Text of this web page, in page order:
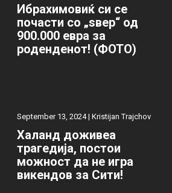
Ибрахимовиќ си се
почасти со „ѕвер“ од
900.000 евра за
роденденот! (ФОТО)
September 13, 2024 | Kristijan Trajchov
Халанд доживеа
трагедија, постои
можност да не игра
викендов за Сити!